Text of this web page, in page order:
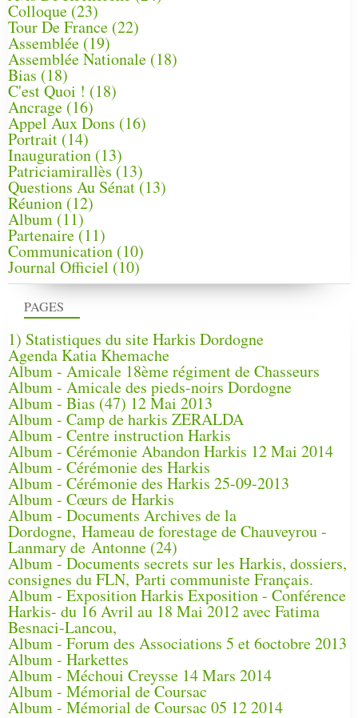
PAGES
1) Statistiques du site Harkis Dordogne
Agenda Katia Khemache
Album - Amicale 18ème régiment de Chasseurs
Album - Amicale des pieds-noirs Dordogne
Album - Bias (47) 12 Mai 2013
Album - Camp de harkis ZERALDA
Album - Centre instruction Harkis
Album - Cérémonie Abandon Harkis 12 Mai 2014
Album - Cérémonie des Harkis
Album - Cérémonie des Harkis 25-09-2013
Album - Cœurs de Harkis
Album - Documents Archives de la
Dordogne, Hameau de forestage de Chauveyrou -
Lanmary de Antonne (24)
Album - Documents secrets sur les Harkis, dossiers,
consignes du FLN, Parti communiste Français.
Album - Exposition Harkis Exposition - Conférence
Harkis- du 16 Avril au 18 Mai 2012 avec Fatima
Besnaci-Lancou,
Album - Forum des Associations 5 et 6octobre 2013
Album - Harkettes
Album - Méchoui Creysse 14 Mars 2014
Album - Mémorial de Coursac
Album - Mémorial de Coursac 05 12 2014
Colloque (23)
Tour De France (22)
Assemblée (19)
Assemblée Nationale (18)
Bias (18)
C'est Quoi ! (18)
Ancrage (16)
Appel Aux Dons (16)
Portrait (14)
Inauguration (13)
Patriciamirallès (13)
Questions Au Sénat(13)
Réunion (12)
Album (11)
Partenaire(11)
Communication (10)
Journal Officiel (10)